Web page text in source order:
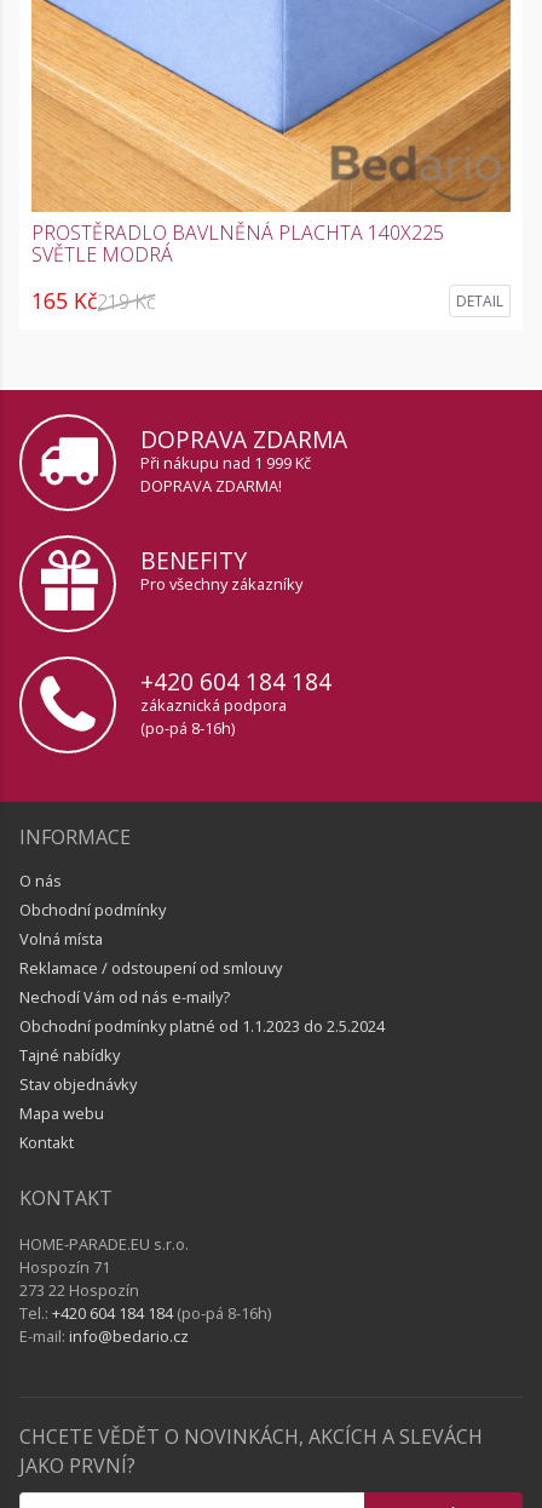
PROSTĚRADLO BAVLNĚNÁ PLACHTA 140X225
SVĚTLE MODRÁ
165 Kč219 Kč DETAIL
DOPRAVA ZDARMA
Při nákupu nad 1 999 Kč
DOPRAVA ZDARMA!
BENEFITY
Pro všechny zákazníky
+420 604 184 184
zákaznická podpora
(po-pá 8-16h)
INFORMACE
O nás
Obchodní podmínky
Volná místa
Reklamace / odstoupení od smlouvy
Nechodí Vám od nás e-maily?
Obchodní podmínky platné od 1.1.2023 do 2.5.2024
Tajné nabídky
Stav objednávky
Mapa webu
Kontakt
KONTAKT
HOME-PARADE.EU s.r.o.
Hospozín 71
273 22 Hospozín
Tel.: +420 604 184 184(po-pá 8-16h)
E-mail: info@bedario.cz
CHCETE VĚDĚT O NOVINKÁCH, AKCÍCH A SLEVÁCH
JAKO PRVNÍ?